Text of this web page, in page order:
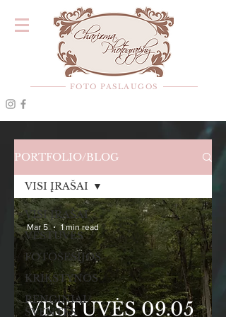
FOTO PASLAUGOS
PORTFOLIO/BLOG
VISI ĮRAŠAI
VESTUVĖS
FOTOSESIJOS
KRIKŠTYNOS
RENGINIAI/
ŠVENTĖS
VISI ĮRAŠAI
VESTUVĖS 09.05
Mar 5 1 min read